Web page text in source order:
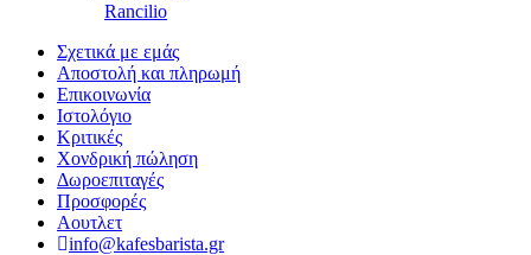
Rancilio
Σχετικά με εμάς
Αποστολή και πληρωμή
Επικοινωνία
Ιστολόγιο
Κριτικές
Χονδρική πώληση
Δωροεπιταγές
Προσφορές
Αουτλετ
info@kafesbarista.gr